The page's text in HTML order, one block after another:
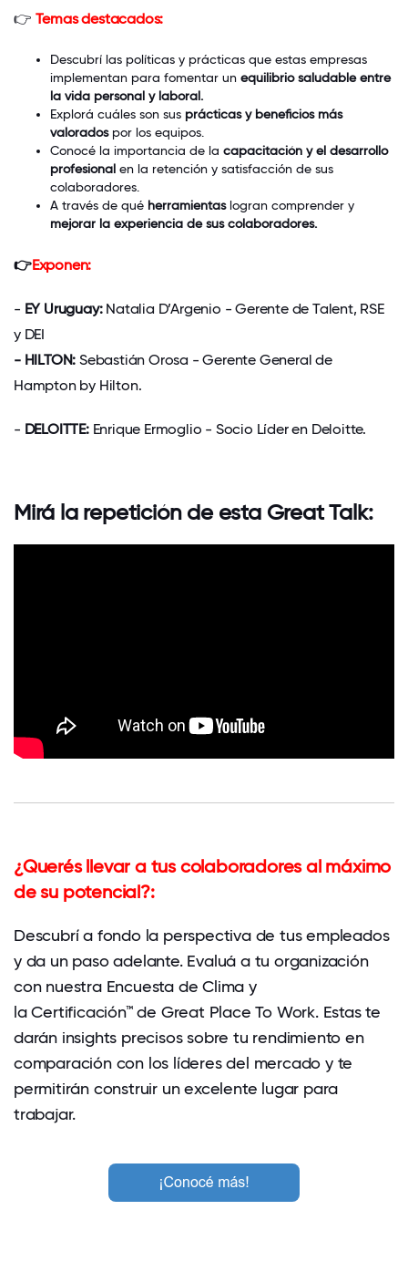
👉 Temas destacados:
Descubrí las políticas y prácticas que estas empresas
implementan para fomentar un equilibrio saludable entre
la vida personal y laboral.
Explorá cuáles son sus prácticas y beneficios más
valorados por los equipos.
Conocé la importancia de la capacitación y el desarrollo
profesional en la retención y satisfacción de sus
colaboradores.
A través de qué herramientaslogran comprender y
mejorar la experiencia de sus colaboradores.
👉Exponen:
- EY Uruguay:Natalia D’Argenio - Gerente de Talent, RSE
y DEI
- HILTON: Sebastián Orosa - Gerente General de
Hampton by Hilton.
- DELOITTE: Enrique Ermoglio - Socio Líder en Deloitte.
Mirá la repetición de esta Great Talk:
¿Querés llevar a tus colaboradores al máximo
de su potencial?:
Descubrí a fondo la perspectiva de tus empleados
y da un paso adelante. Evaluá a tu organización
con nuestra Encuesta de Clima y
la Certificación™ de Great Place To Work. Estas te
darán insights precisos sobre tu rendimiento en
comparación con los líderes del mercado y te
permitirán construir un excelente lugar para
trabajar.